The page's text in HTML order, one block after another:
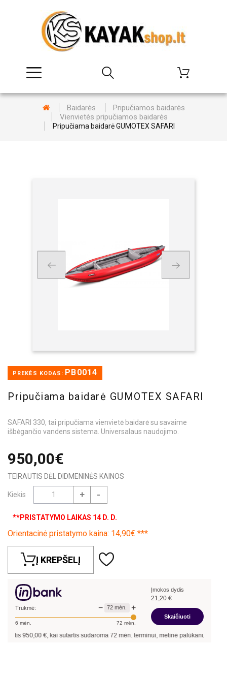
Baidarės
Pripučiamos baidarės
Vienvietės pripučiamos baidarės
Pripučiama baidarė GUMOTEX SAFARI
PREKĖS KODAS: PB0014
Pripučiama baidarė GUMOTEX SAFARI
SAFARI 330, tai pripučiama vienvietė baidarė su savaime
išbėgančio vandens sistema. Universalaus naudojimo.
950,00€
TEIRAUTIS DĖL DIDMENINĖS KAINOS
Kiekis + -
**PRISTATYMO LAIKAS 14 D. D.
Orientacinė pristatymo kaina: 14,90€ ***
Į KREPŠELĮ
Trukmė: − 72 mėn. +
6 mėn. 72 mėn.
Įmokos dydis
21,20 €
Skaičiuoti
950,00€, kai sutartis sudaroma72mėn. terminui, metinė palūkanų norma –